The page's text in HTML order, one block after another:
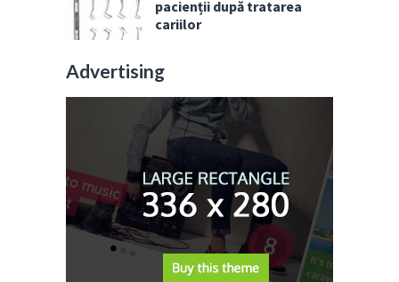
pacienții după tratarea
cariilor
Advertising